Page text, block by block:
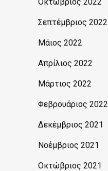
Σεπτέμβριος 2022
Μάιος 2022
Απρίλιος 2022
Μάρτιος 2022
Φεβρουάριος 2022
Δεκέμβριος 2021
Νοέμβριος 2021
Οκτώβριος 2021